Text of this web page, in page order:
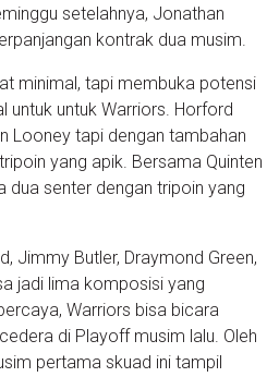
setelahnya, Jonathan
kontrak dua musim.
minimal, tapi membuka potensi
untuk untuk Warriors. Horford
Looney tapi dengan tambahan
yang apik. Bersama Quinten
dua senter dengan tripoin yang
Jimmy Butler, Draymond Green,
jadi lima komposisi yang
Warriors bisa bicara
di Playoff musim lalu. Oleh
pertama skuad ini tampil